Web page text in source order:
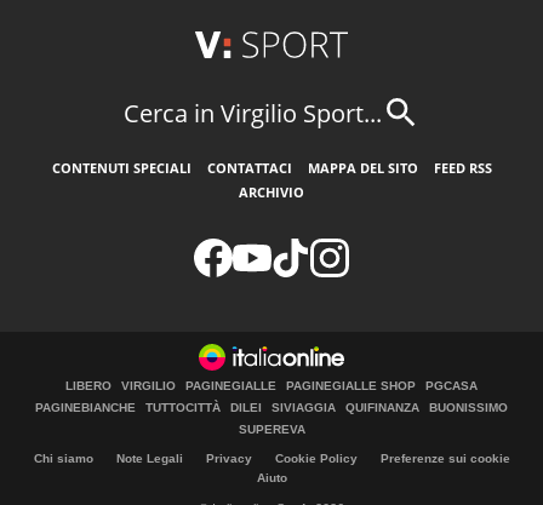
Cerca in Virgilio Sport...
CONTENUTI SPECIALI CONTATTACI MAPPA DEL SITO
FEED RSS
ARCHIVIO
LIBERO VIRGILIO PAGINEGIALLE PAGINEGIALLE SHOP
PGCASA
PAGINEBIANCHE
TUTTOCITTÀ DILEI SIVIAGGIA QUIFINANZA
BUONISSIMO
SUPEREVA
Chi siamo Note Legali Privacy Cookie Policy
Preferenze sui cookie
Aiuto